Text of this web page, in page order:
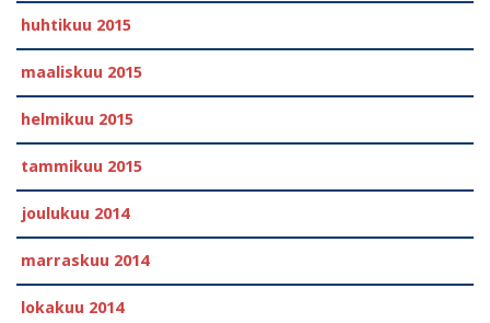
huhtikuu 2015
maaliskuu 2015
helmikuu 2015
tammikuu 2015
joulukuu 2014
marraskuu 2014
lokakuu 2014